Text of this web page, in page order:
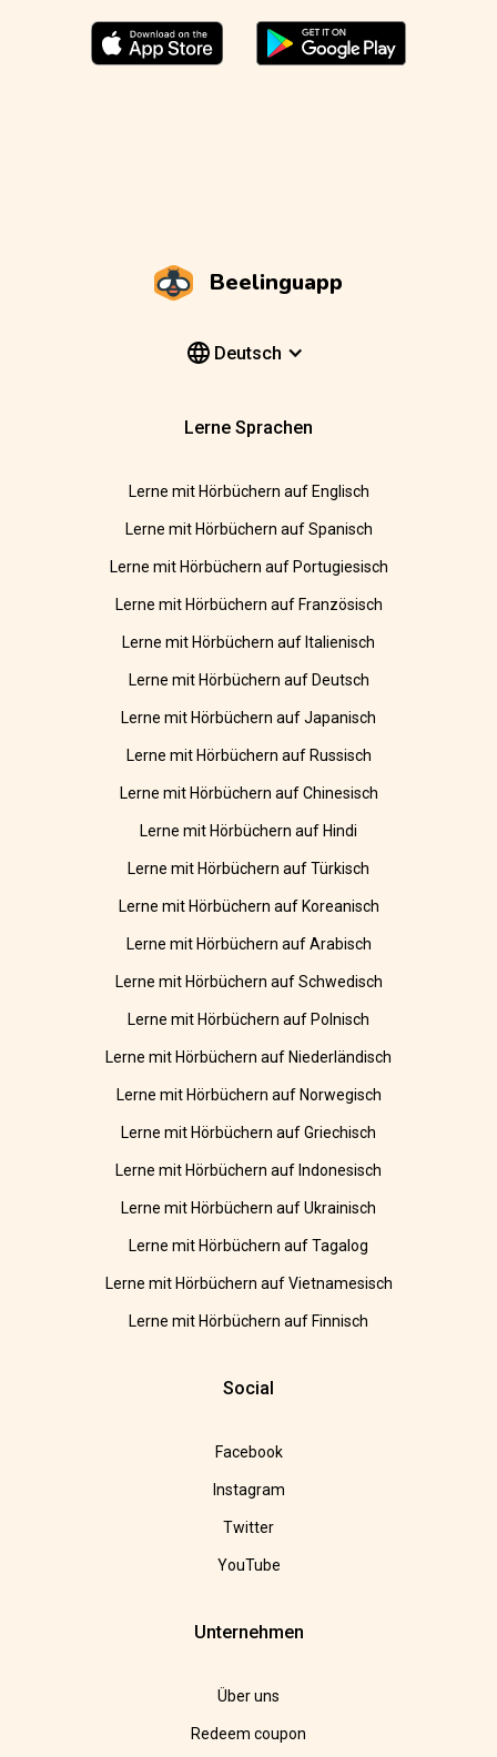
Beelinguapp
Deutsch
Lerne Sprachen
Lerne mit Hörbüchern auf Englisch
Lerne mit Hörbüchern auf Spanisch
Lerne mit Hörbüchern auf Portugiesisch
Lerne mit Hörbüchern auf Französisch
Lerne mit Hörbüchern auf Italienisch
Lerne mit Hörbüchern auf Deutsch
Lerne mit Hörbüchern auf Japanisch
Lerne mit Hörbüchern auf Russisch
Lerne mit Hörbüchern auf Chinesisch
Lerne mit Hörbüchern auf Hindi
Lerne mit Hörbüchern auf Türkisch
Lerne mit Hörbüchern auf Koreanisch
Lerne mit Hörbüchern auf Arabisch
Lerne mit Hörbüchern auf Schwedisch
Lerne mit Hörbüchern auf Polnisch
Lerne mit Hörbüchern auf Niederländisch
Lerne mit Hörbüchern auf Norwegisch
Lerne mit Hörbüchern auf Griechisch
Lerne mit Hörbüchern auf Indonesisch
Lerne mit Hörbüchern auf Ukrainisch
Lerne mit Hörbüchern auf Tagalog
Lerne mit Hörbüchern auf Vietnamesisch
Lerne mit Hörbüchern auf Finnisch
Social
Facebook
Instagram
Twitter
YouTube
Unternehmen
Über uns
Redeem coupon